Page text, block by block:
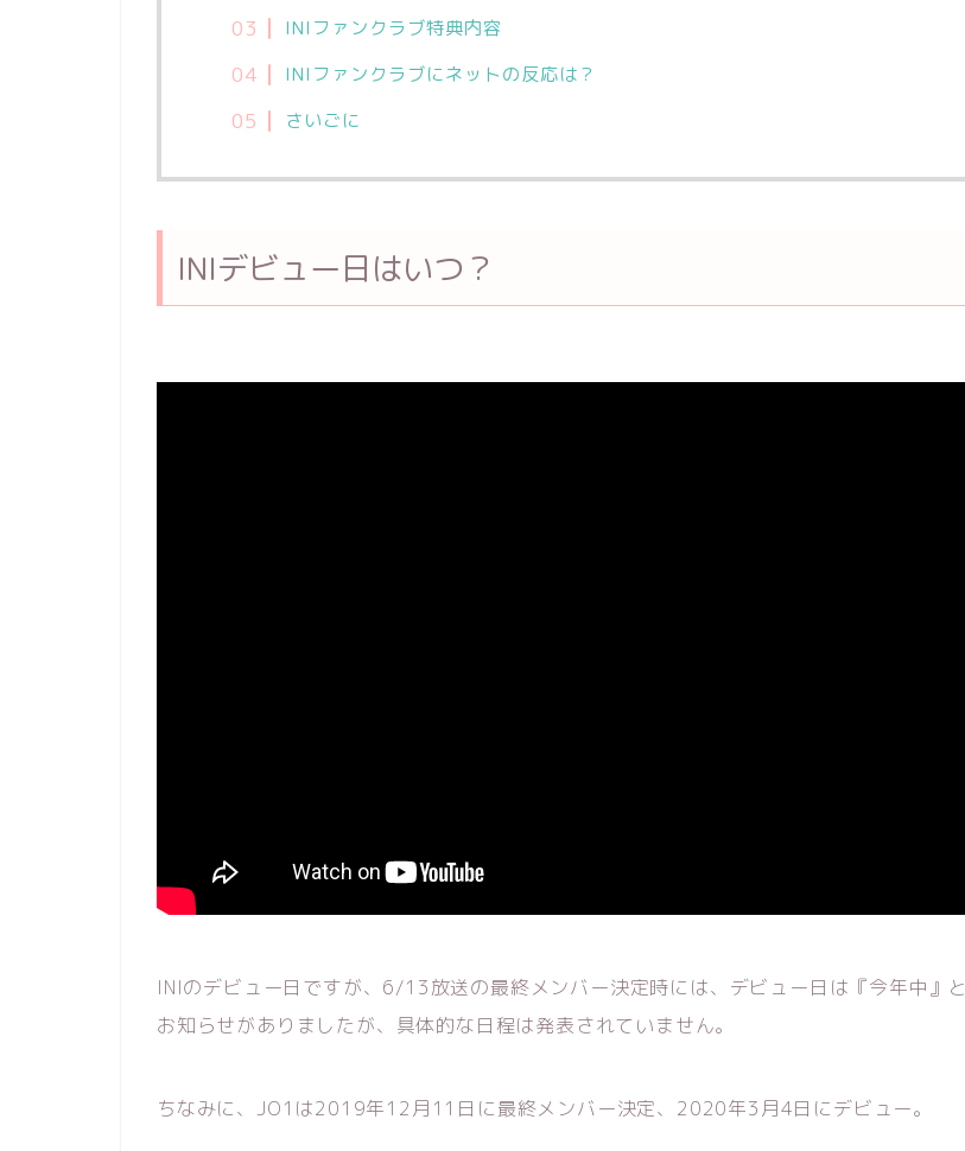
INIファンクラブ特典内容
INIファンクラブにネットの反応は？
さいごに
INIデビュー日はいつ？
INIのデビュー日ですが、6/13放送の最終メンバー決定時には、デビュー日は『今年中』と
お知らせがありましたが、具体的な日程は発表されていません。
ちなみに、JO1は2019年12月11日に最終メンバー決定、2020年3月4日にデビュー。